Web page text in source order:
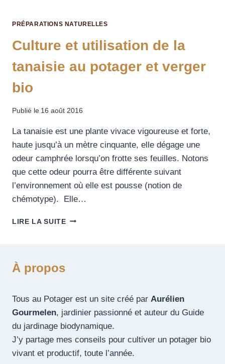
PRÉPARATIONS NATURELLES
Culture et utilisation de la
tanaisie au potager et verger
bio
Publié le 16 août 2016
La tanaisie est une plante vivace vigoureuse et forte,
haute jusqu’à un mètre cinquante, elle dégage une
odeur camphrée lorsqu’on frotte ses feuilles. Notons
que cette odeur pourra être différente suivant
l’environnement où elle est pousse (notion de
chémotype). Elle…
LIRE LA SUITE
À propos
Tous au Potager est un site créé par Aurélien
Gourmelen, jardinier passionné et auteur du Guide
du jardinage biodynamique.
J’y partage mes conseils pour cultiver un potager bio
vivant et productif, toute l’année.